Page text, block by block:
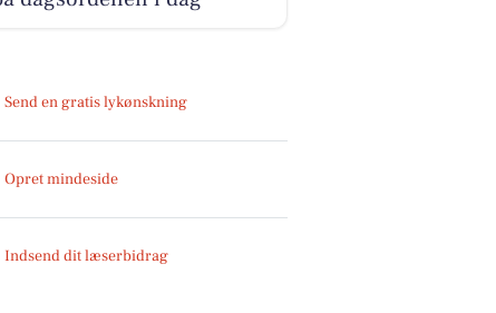
Send en gratis lykønskning
Opret mindeside
Indsend dit læserbidrag